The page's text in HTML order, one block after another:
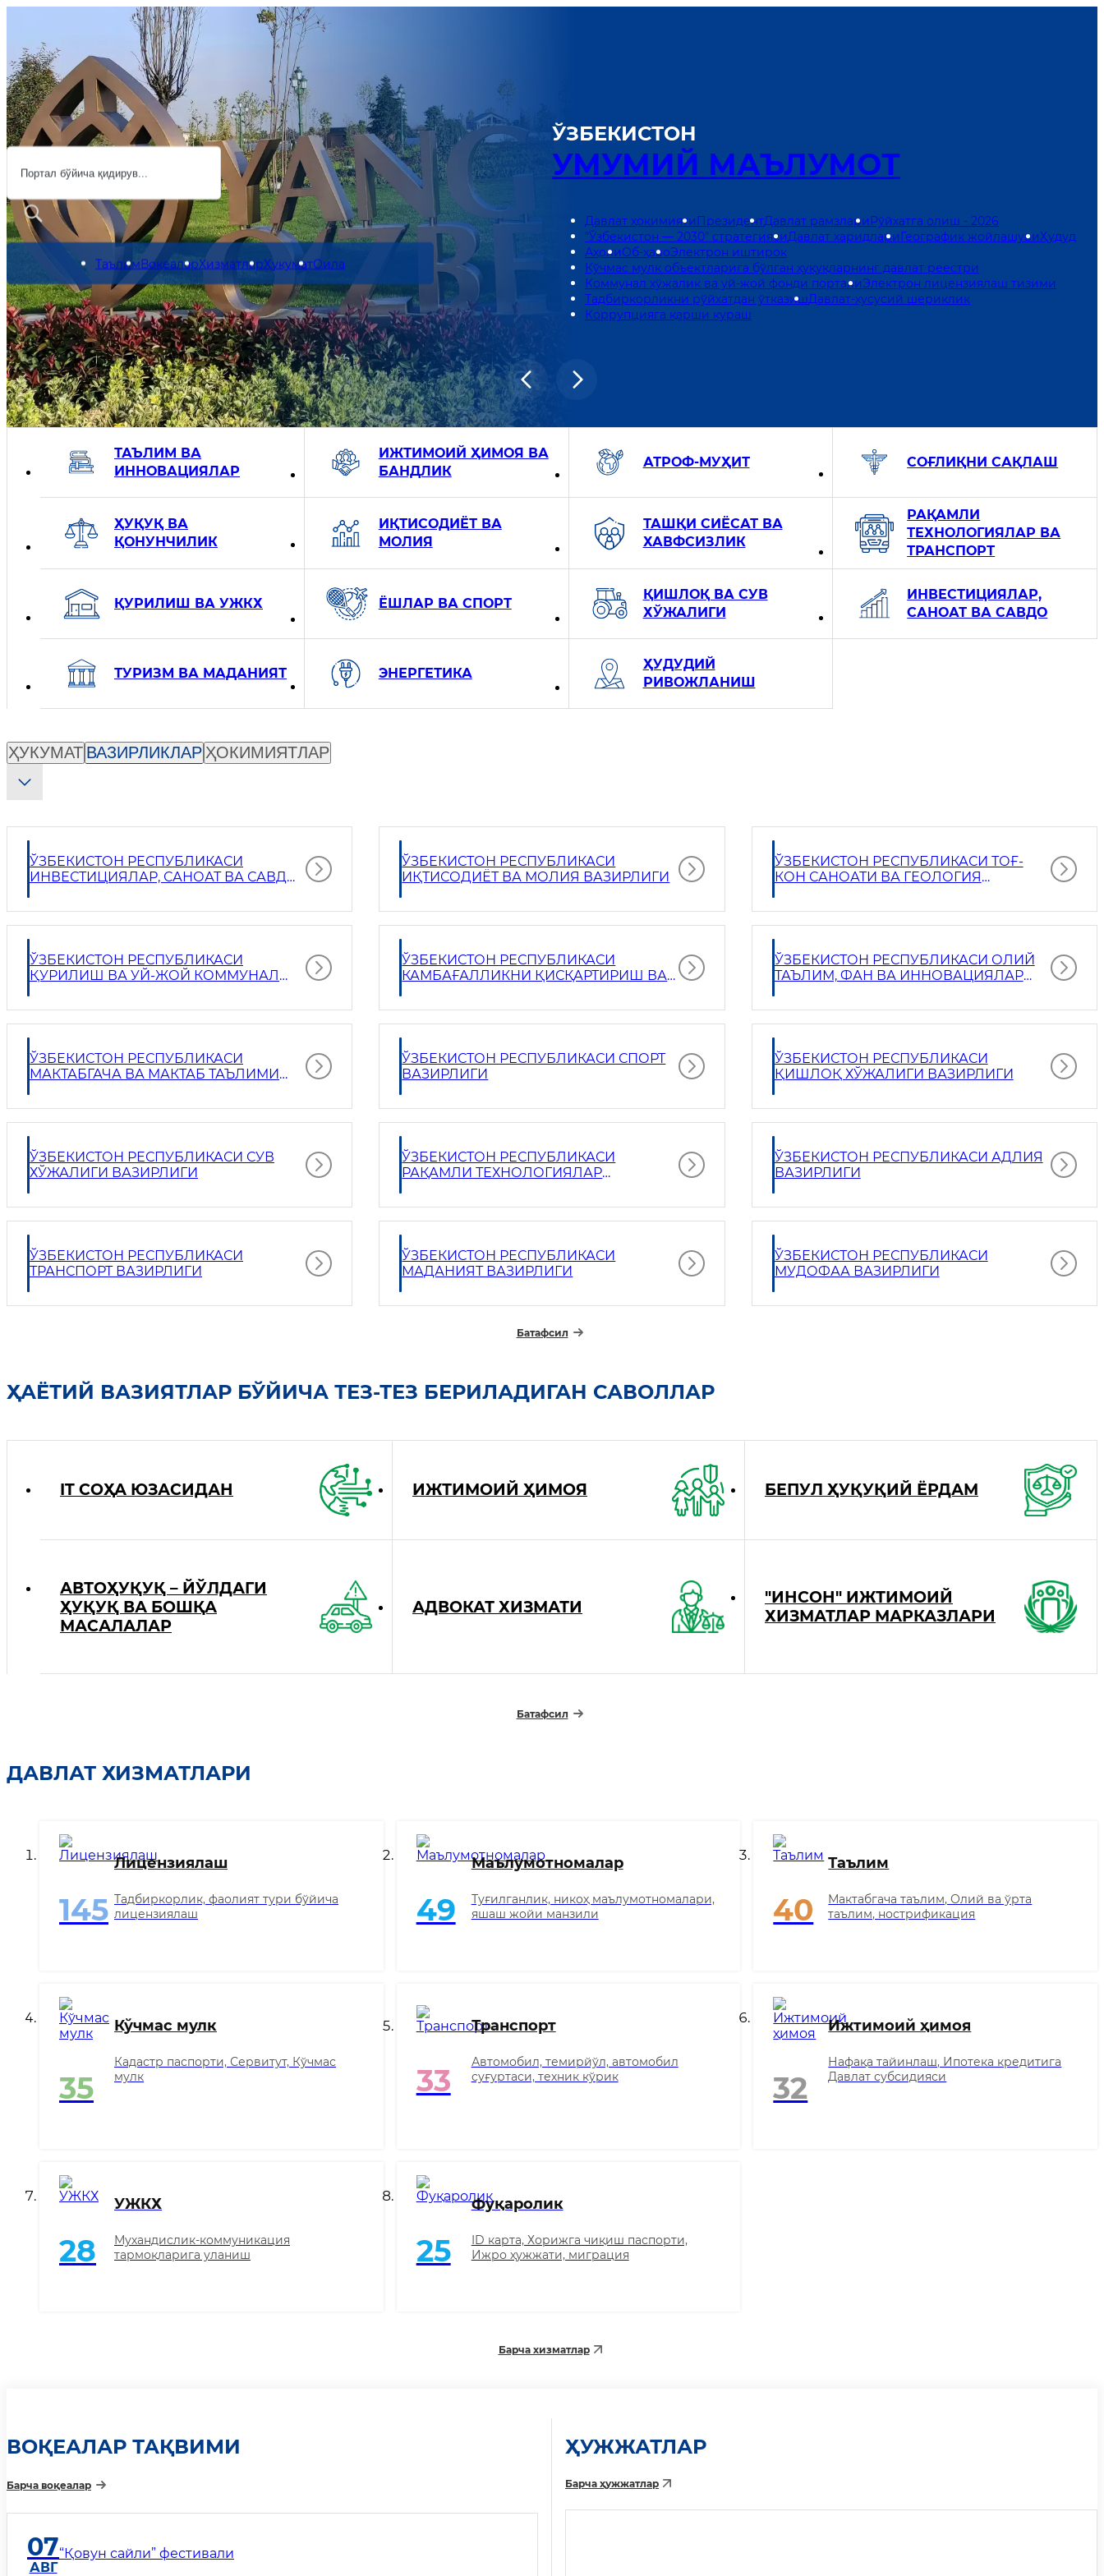
Ўзбекистон Республикаси
Ҳукумат портали
ЎЗБЕКИСТОН
УМУМИЙ МАЪЛУМОТ
Давлат ҳокимиятиПрезидентДавлат рамзлариРўйхатга олиш - 2026
"Ўзбекистон — 2030" стратегиясиДавлат харидлариГеографик жойлашувиҲудуд
АҳолиОб-ҳавоЭлектрон иштирок
Кўчмас мулк объектларига бўлган ҳуқуқларнинг давлат реестри
Коммунал хўжалик ва уй-жой фонди порталиЭлектрон лицензиялаш тизими
Тадбиркорликни рўйхатдан ўтказишДавлат-хусусий шериклик
Коррупцияга қарши кураш
ТаълимВоқеаларХизматларҲукуматОила
Министерства
ТАЪЛИМ ВА
ИННОВАЦИЯЛАР
ИЖТИМОИЙ ҲИМОЯ ВА
БАНДЛИК
АТРОФ-МУҲИТ СОҒЛИҚНИ САҚЛАШ
ҲУҚУҚ ВА
ҚОНУНЧИЛИК
ИҚТИСОДИЁТ ВА
МОЛИЯ
ТАШҚИ СИЁСАТ ВА
ХАВФСИЗЛИК
РАҚАМЛИ
ТЕХНОЛОГИЯЛАР ВА
ТРАНСПОРТ
ҚУРИЛИШ ВА УЖКХ ЁШЛАР ВА СПОРТ
ҚИШЛОҚ ВА СУВ
ХЎЖАЛИГИ
ИНВЕСТИЦИЯЛАР,
САНОАТ ВА САВДО
ТУРИЗМ ВА МАДАНИЯТ ЭНЕРГЕТИКА
ҲУДУДИЙ
РИВОЖЛАНИШ
Вкладки органов власти
ҲУКУМАТ ВАЗИРЛИКЛАР ҲОКИМИЯТЛАР
ЎЗБЕКИСТОН РЕСПУБЛИКАСИ
ИНВЕСТИЦИЯЛАР, САНОАТ ВА САВДО
ЎЗБЕКИСТОН РЕСПУБЛИКАСИ
ИҚТИСОДИЁТ ВА МОЛИЯ ВАЗИРЛИГИ
ЎЗБЕКИСТОН РЕСПУБЛИКАСИ ТОҒ-
КОН САНОАТИ ВА ГЕОЛОГИЯ
ЎЗБЕКИСТОН РЕСПУБЛИКАСИ
ҚУРИЛИШ ВА УЙ-ЖОЙ КОММУНАЛ
ЎЗБЕКИСТОН РЕСПУБЛИКАСИ
КАМБАҒАЛЛИКНИ ҚИСҚАРТИРИШ ВА
ЎЗБЕКИСТОН РЕСПУБЛИКАСИ ОЛИЙ
ТАЪЛИМ, ФАН ВА ИННОВАЦИЯЛАР
ЎЗБЕКИСТОН РЕСПУБЛИКАСИ
МАКТАБГАЧА ВА МАКТАБ ТАЪЛИМИ
ЎЗБЕКИСТОН РЕСПУБЛИКАСИ СПОРТ
ВАЗИРЛИГИ
ЎЗБЕКИСТОН РЕСПУБЛИКАСИ
ҚИШЛОҚ ХЎЖАЛИГИ ВАЗИРЛИГИ
ЎЗБЕКИСТОН РЕСПУБЛИКАСИ СУВ
ХЎЖАЛИГИ ВАЗИРЛИГИ
ЎЗБЕКИСТОН РЕСПУБЛИКАСИ
РАҚАМЛИ ТЕХНОЛОГИЯЛАР
ЎЗБЕКИСТОН РЕСПУБЛИКАСИ АДЛИЯ
ВАЗИРЛИГИ
ЎЗБЕКИСТОН РЕСПУБЛИКАСИ
ТРАНСПОРТ ВАЗИРЛИГИ
ЎЗБЕКИСТОН РЕСПУБЛИКАСИ
МАДАНИЯТ ВАЗИРЛИГИ
ЎЗБЕКИСТОН РЕСПУБЛИКАСИ
МУДОФАА ВАЗИРЛИГИ
Батафсил
ҲАЁТИЙ ВАЗИЯТЛАР БЎЙИЧА ТЕЗ-ТЕЗ БЕРИЛАДИГАН САВОЛЛАР
IT СОҲА ЮЗАСИДАН ИЖТИМОИЙ ҲИМОЯ БЕПУЛ ҲУҚУҚИЙ ЁРДАМ
АВТОҲУҚУҚ – ЙЎЛДАГИ
ҲУҚУҚ ВА БОШҚА
МАСАЛАЛАР
АДВОКАТ ХИЗМАТИ
"ИНСОН" ИЖТИМОИЙ
ХИЗМАТЛАР МАРКАЗЛАРИ
Батафсил
ДАВЛАТ ХИЗМАТЛАРИ
145
Лицензиялаш
Тадбиркорлик, фаолият тури бўйича
лицензиялаш
49
Маълумотномалар
Туғилганлик, никоҳ маълумотномалари,
яшаш жойи манзили
40
Таълим
Мактабгача таълим, Олий ва ўрта
таълим, нострификация
35
Кўчмас мулк
Кадастр паспорти, Сервитут, Кўчмас
мулк
33
Транспорт
Автомобил, темирйўл, автомобил
суғуртаси, техник кўрик
32
Ижтимоий ҳимоя
Нафақа тайинлаш, Ипотека кредитига
Давлат субсидияси
28
УЖКХ
Мухандислик-коммуникация
тармоқларига уланиш
25
Фуқаролик
ID карта, Хорижга чиқиш паспорти,
Ижро ҳужжати, миграция
Барча хизматлар
ВОҚЕАЛАР ТАҚВИМИ
Барча воқеалар
07
АВГ
“Қовун сайли” фестивали
ҲУЖЖАТЛАР
Барча ҳужжатлар